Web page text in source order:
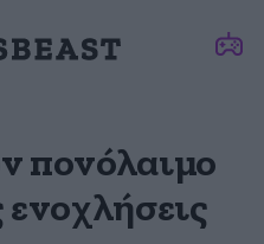
πονόλαιμο